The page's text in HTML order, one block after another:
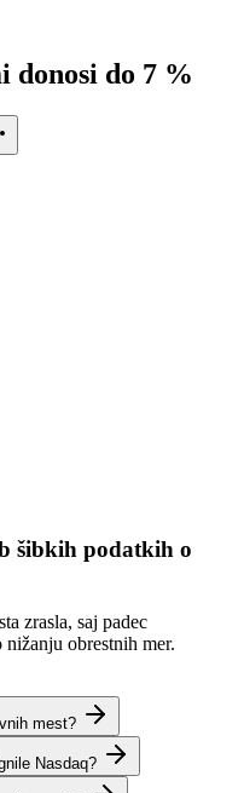
donosi do 7 %
šibkih podatkih o
sta zrasla, saj padec
obrestnih mer.
mest?
Nasdaq?